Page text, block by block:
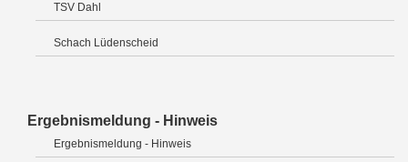
TSV Dahl
Schach Lüdenscheid
Ergebnismeldung - Hinweis
Ergebnismeldung - Hinweis